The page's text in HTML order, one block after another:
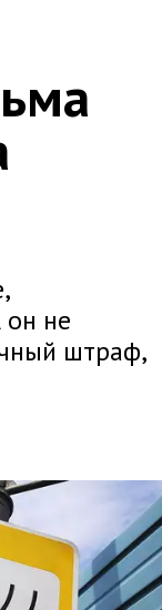
не
штраф,